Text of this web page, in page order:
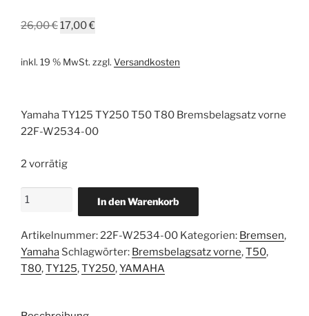
26,00€Ursprünglicher
war:
17,00€
ist:
inkl. 19 % MwSt. zzgl. Versandkosten
Yamaha TY125 TY250 T50 T80 Bremsbelagsatz vorne
22F-W2534-00
2 vorrätig
Yamaha
TY250
T50
T80
Bremsbelagsatz
neu
In den Warenkorb
Artikelnummer:22F-W2534-00 Kategorien: Bremsen,
Yamaha Schlagwörter: Bremsbelagsatz vorne,T50,
T80,TY125,TY250,YAMAHA